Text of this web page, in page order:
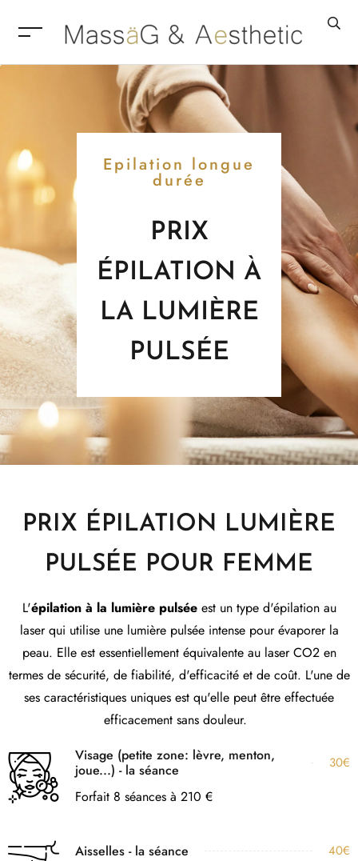
Epilation longue
durée
PRIX
ÉPILATION À
LA LUMIÈRE
PULSÉE
PRIX ÉPILATION LUMIÈRE
PULSÉE POUR FEMME
L'épilation à la lumière pulséeest un type d'épilation au
laser qui utilise une lumière pulsée intense pour évaporer la
peau. Elle est essentiellement équivalente au laser CO2 en
termes de sécurité, de fiabilité, d'efficacité et de coût. L'une de
ses caractéristiques uniques est qu'elle peut être effectuée
efficacement sans douleur.
Visage (petite zone: lèvre, menton,
joue...) - la séance
30€
Forfait 8 séances à 210 €
Aisselles - la séance 40€